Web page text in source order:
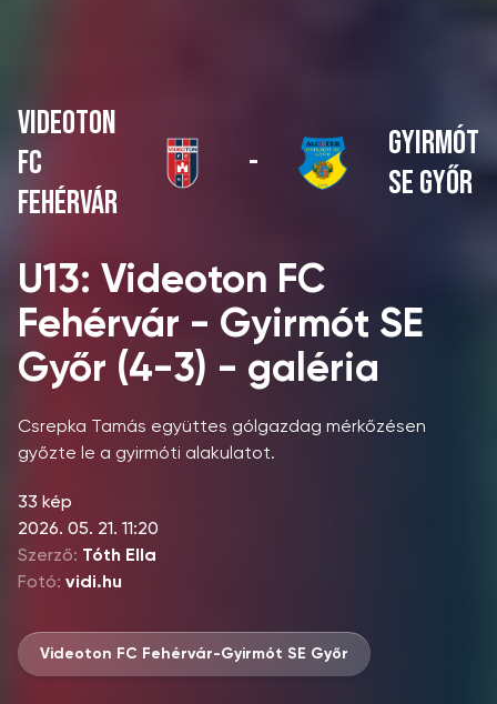
VIDEOTON
FC
FEHÉRVÁR
-
GYIRMÓT
SE GYŐR
U13: Videoton FC
Fehérvár - Gyirmót SE
Győr (4-3) - galéria
Csrepka Tamás együttes gólgazdag mérkőzésen
győzte le a gyirmóti alakulatot.
33 kép
2026. 05. 21. 11:20
Szerző: Tóth Ella
Fotó: vidi.hu
Videoton FC Fehérvár-Gyirmót SE Győr